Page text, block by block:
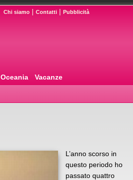
Chi siamo | Contatti | Pubblicità
Oceania Vacanze
L’anno scorso in
questo periodo ho
passato quattro